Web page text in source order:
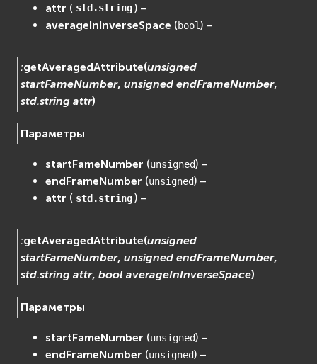
attr ( std.string ) –
averageInInverseSpace (bool) –
:getAveragedAttribute(unsigned
startFameNumber,unsigned endFrameNumber,
std.string attr)
Параметры
startFameNumber (unsigned) –
endFrameNumber (unsigned) –
attr ( std.string ) –
:getAveragedAttribute(unsigned
startFameNumber,unsigned endFrameNumber,
std.string attr,bool averageInInverseSpace)
Параметры
startFameNumber (unsigned) –
endFrameNumber (unsigned) –